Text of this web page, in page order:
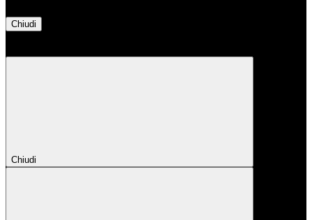
Chiudi
Chiudi